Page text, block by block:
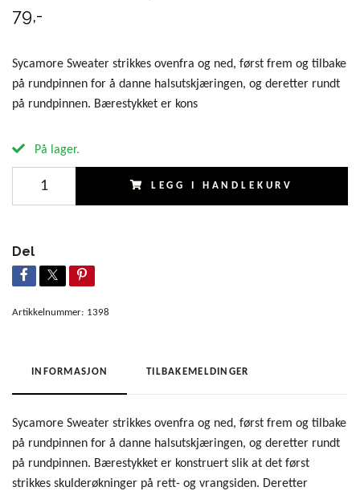
79,-
Sycamore Sweater strikkes ovenfra og ned, først frem og tilbake
på rundpinnen for å danne halsutskjæringen, og deretter rundt
på rundpinnen. Bærestykket er kons
På lager.
LEGG I HANDLEKURV
Del
Artikkelnummer: 1398
INFORMASJON TILBAKEMELDINGER
Sycamore Sweater strikkes ovenfra og ned, først frem og tilbake
på rundpinnen for å danne halsutskjæringen, og deretter rundt
på rundpinnen. Bærestykket er konstruert slik at det først
strikkes skulderøkninger på rett- og vrangsiden. Deretter